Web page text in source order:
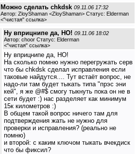
Можно сделать chkdsk 09.11.06 17:32
Автор: ZloyShaman <ZloyShaman> Статус: Elderman
<"чистая" ссылка>
Ну вприцнипе да, НО! 09.11.06 18:02
Автор: choor Статус: Elderman
<"чистая" ссылка>
Ну вприцнипе да, НО!
На сколько помню нужно перегружать серв
что бы chkdsk сделал исправления если
таковые найдутся.... Тут встаёт вопрос, не
надо-ли там будет тыкать типа "прэс эни
кей", я же @#$ смогу тыкнуть пока он не в
сети будет :) нас разделяет как минимум
15к километров :)
В общем такой вопрос ничего там для
подтверждения жать не нужно для
проверки и исправления? (реально не
помню)
и второй: с каким ключом тыкать вчекдиск
что бы фиксил?